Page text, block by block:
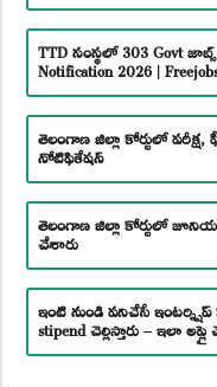
TTD సంస్థలో 303 Govt
Notification 2026 |
తెలంగాణ జిల్లా కోర్టులో పరీక్ష,
నోటిఫికేషన్
తెలంగాణ జిల్లా కోర్టులో
చేశారు
ఇంటి నుండి పనిచేసే
stipend చెల్లిస్తారు – ఇలా